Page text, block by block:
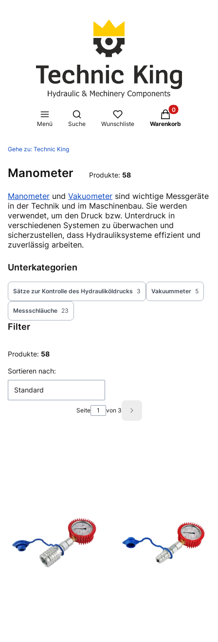
Menü
Suchmaschine öffnen
Suche Wunschliste
Produkte im
Warenkorb
Gehe zu: Technic King
Manometer Produkte: 58
Manometer und Vakuometer sind wichtige Messgeräte
in der Technik und im Maschinenbau. Sie werden
verwendet, um den Druck bzw. Unterdruck in
verschiedenen Systemen zu überwachen und
sicherzustellen, dass Hydrauliksysteme effizient und
zuverlässig arbeiten.
Unterkategorien
Sätze zur Kontrolle des Hydrauliköldrucks 3 Vakuummeter 5
Messschläuche 23
Filter
Ende der Filter
Produkte: 58
Produktliste
Sortieren nach:
Standard
Seite von 3 Nächste Produkte